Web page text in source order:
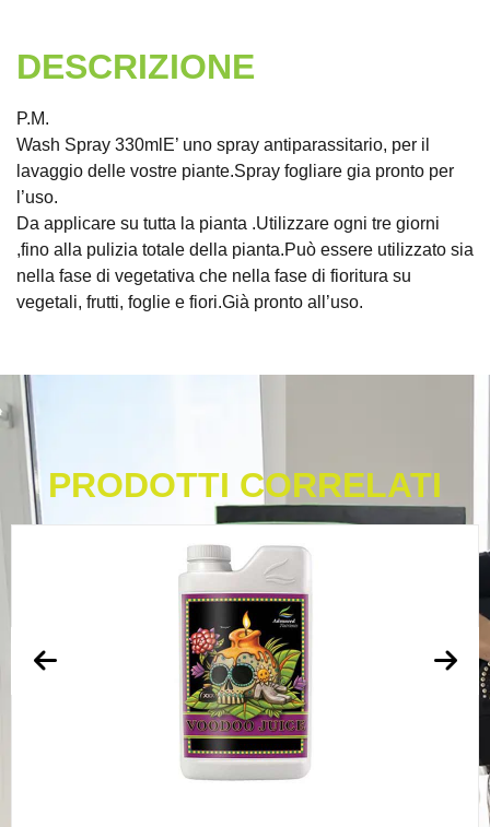
DESCRIZIONE
P.M.
Wash Spray 330mlE’ uno spray antiparassitario, per il
lavaggio delle vostre piante.Spray fogliare gia pronto per
l’uso.
Da applicare su tutta la pianta .Utilizzare ogni tre giorni
,fino alla pulizia totale della pianta.Può essere utilizzato sia
nella fase di vegetativa che nella fase di fioritura su
vegetali, frutti, foglie e fiori.Già pronto all’uso.
PRODOTTI CORRELATI